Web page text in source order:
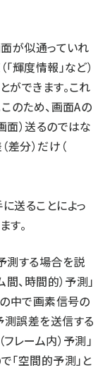
が似通っていれ
輝度情報」など）
ができます。これ
のため、画面Aの
面）送るのではな
差分）だけ（
送ることによっ
す。
測する場合を説
、時間的）予測」
中で画素信号の
測誤差を送信する
レーム内）予測」
「空間的予測」と